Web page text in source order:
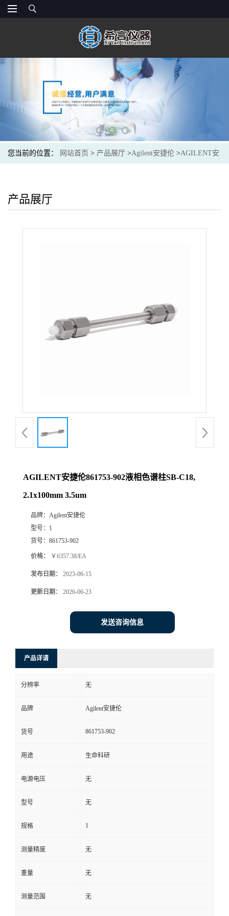
您当前的位置： 网站首页 > 产品展厅 >Agilent安捷伦 >AGILENT安
产品展厅
AGILENT安捷伦861753-902液相色谱柱SB-C18,
2.1x100mm 3.5um
品牌： Agilent安捷伦
型号： 1
货号： 861753-902
价格： ￥6357.38/EA
发布日期： 2023-06-15
更新日期： 2026-06-23
发送咨询信息
产品详请
分辨率 无
品牌 Agilent安捷伦
货号 861753-902
用途 生命科研
电源电压 无
型号 无
规格 1
测量精度 无
重量 无
测量范围 无